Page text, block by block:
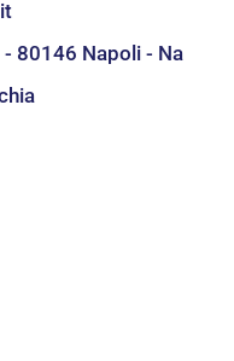
- 80146 Napoli - Na